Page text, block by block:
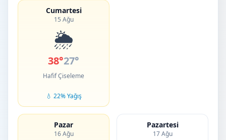
Cumartesi
15 Ağu
🌦️
38°27°
Hafif Çiseleme
💧 22% Yağış
Pazar
16 Ağu
Pazartesi
17 Ağu